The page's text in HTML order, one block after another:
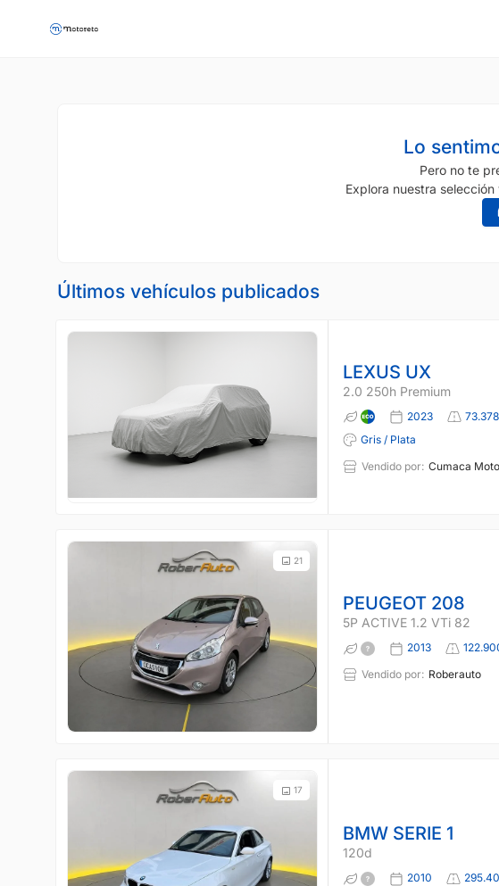
Lo
Pero no te
Explora nuestra
Últimos vehículos publicados
LEXUS UX
2.0 250h Premium
2023
Gris / Plata
Vendido por: Cumaca
21
PEUGEOT 208
5P ACTIVE 1.2 VTi 82
2013
Vendido por: Roberauto
17
BMW SERIE 1
120d
2010